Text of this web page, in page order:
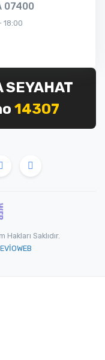
07400
18:00
SEYAHAT
14307
Saklıdır.